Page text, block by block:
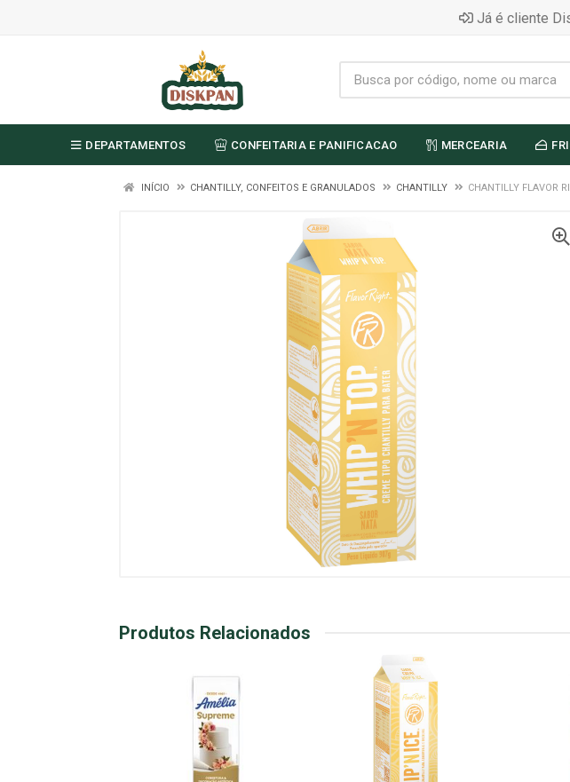
Já é cliente
DEPARTAMENTOS CONFEITARIA E PANIFICACAO MERCEARIA
INÍCIO CHANTILLY, CONFEITOS E GRANULADOS CHANTILLY CHANTILLY FLAVOR
Produtos Relacionados